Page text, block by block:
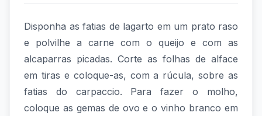
Disponha as fatias de lagarto em um prato raso
e polvilhe a carne com o queijo e com as
alcaparras picadas. Corte as folhas de alface
em tiras e coloque-as, com a rúcula, sobre as
fatias do carpaccio. Para fazer o molho,
coloque as gemas de ovo e o vinho branco em